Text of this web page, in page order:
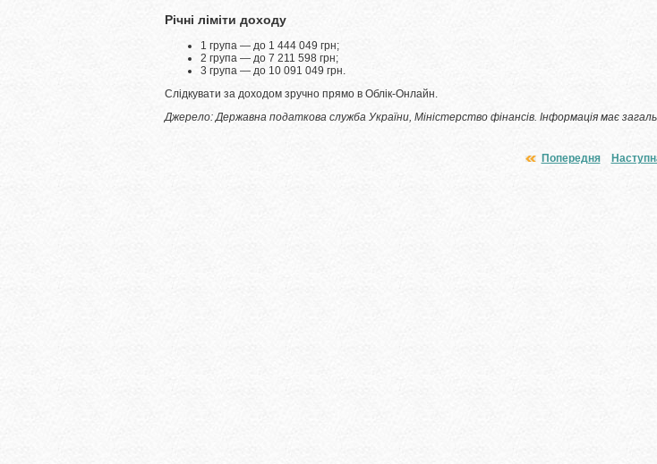
Річні ліміти доходу
1 група — до 1 444 049 грн;
2 група — до 7 211 598 грн;
3 група — до 10 091 049 грн.
Слідкувати за доходом зручно прямо в Облік-Онлайн.
Джерело: Державна податкова служба України, Міністерство фінансів. Інформація має
Попередня